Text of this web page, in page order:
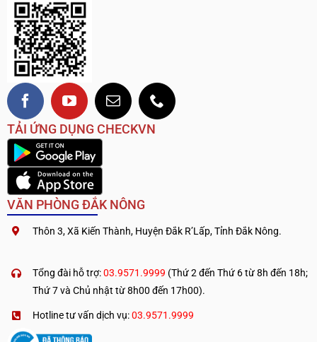
TẢI ỨNG DỤNG CHECKVN
VĂN PHÒNG ĐẮK NÔNG
Thôn 3, Xã Kiến Thành, Huyện Đắk R’Lấp, Tỉnh Đắk Nông.
Tổng đài hỗ trợ:03.9571.9999 (Thứ 2 đến Thứ 6 từ 8h đến 18h;
Thứ 7 và Chủ nhật từ 8h00 đến 17h00).
Hotline tư vấn dịch vụ:03.9571.9999